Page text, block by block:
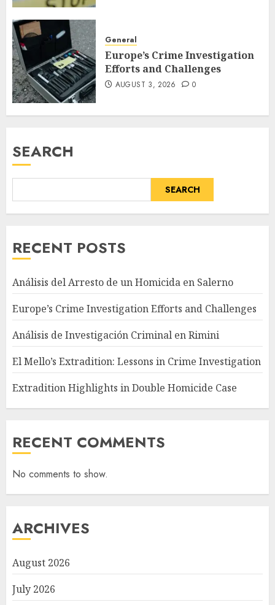
General
Europe’s Crime Investigation
Efforts and Challenges
AUGUST 3, 2026 0
SEARCH
SEARCH
RECENT POSTS
Análisis del Arresto de un Homicida en Salerno
Europe’s Crime Investigation Efforts and Challenges
Análisis de Investigación Criminal en Rimini
El Mello’s Extradition: Lessons in Crime Investigation
Extradition Highlights in Double Homicide Case
RECENT COMMENTS
No comments to show.
ARCHIVES
August 2026
July 2026